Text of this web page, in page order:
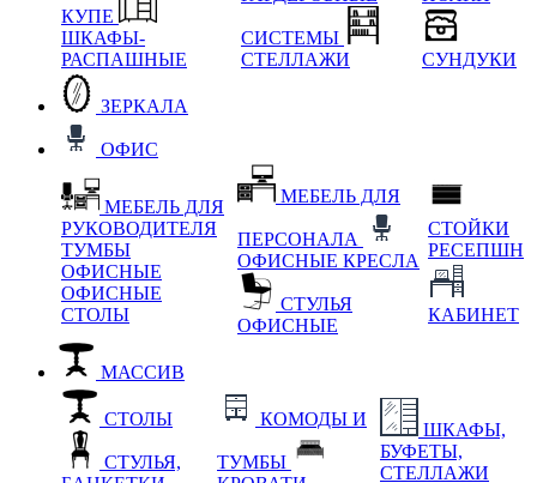
КУПЕ
ШКАФЫ-
РАСПАШНЫЕ
СИСТЕМЫ
СТЕЛЛАЖИ
СУНДУКИ
ЗЕРКАЛА
ОФИС
МЕБЕЛЬ ДЛЯ
РУКОВОДИТЕЛЯ
ТУМБЫ
ОФИСНЫЕ
ОФИСНЫЕ
СТОЛЫ
МЕБЕЛЬ ДЛЯ
ПЕРСОНАЛА
ОФИСНЫЕ КРЕСЛА
СТУЛЬЯ
ОФИСНЫЕ
СТОЙКИ
РЕСЕПШН
КАБИНЕТ
МАССИВ
СТОЛЫ
СТУЛЬЯ,
КОМОДЫ И
ТУМБЫ
ШКАФЫ,
БУФЕТЫ,
СТЕЛЛАЖИ